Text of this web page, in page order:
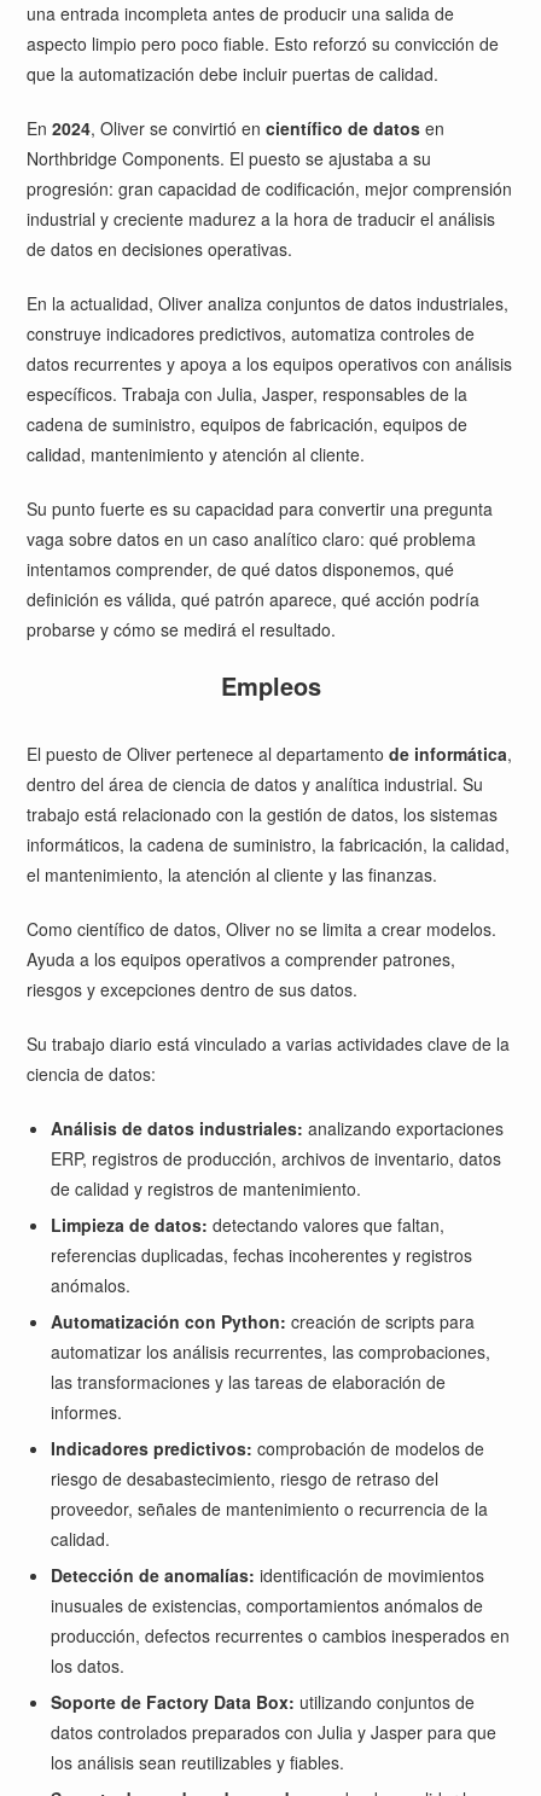
una entrada incompleta antes de producir una salida de
aspecto limpio pero poco fiable. Esto reforzó su convicción de
que la automatización debe incluir puertas de calidad.
En2024, Oliver se convirtió encientífico de datos en
Northbridge Components. El puesto se ajustaba a su
progresión: gran capacidad de codificación, mejor comprensión
industrial y creciente madurez a la hora de traducir el análisis
de datos en decisiones operativas.
En la actualidad, Oliver analiza conjuntos de datos industriales,
construye indicadores predictivos, automatiza controles de
datos recurrentes y apoya a los equipos operativos con análisis
específicos. Trabaja con Julia, Jasper, responsables de la
cadena de suministro, equipos de fabricación, equipos de
calidad, mantenimiento y atención al cliente.
Su punto fuerte es su capacidad para convertir una pregunta
vaga sobre datos en un caso analítico claro: qué problema
intentamos comprender, de qué datos disponemos, qué
definición es válida, qué patrón aparece, qué acción podría
probarse y cómo se medirá el resultado.
Empleos
El puesto de Oliver pertenece al departamentode informática,
dentro del área de ciencia de datos y analítica industrial. Su
trabajo está relacionado con la gestión de datos, los sistemas
informáticos, la cadena de suministro, la fabricación, la calidad,
el mantenimiento, la atención al cliente y las finanzas.
Como científico de datos, Oliver no se limita a crear modelos.
Ayuda a los equipos operativos a comprender patrones,
riesgos y excepciones dentro de sus datos.
Su trabajo diario está vinculado a varias actividades clave de la
ciencia de datos:
Análisis de datos industriales: analizando exportaciones
ERP, registros de producción, archivos de inventario, datos
de calidad y registros de mantenimiento.
Limpieza de datos: detectando valores que faltan,
referencias duplicadas, fechas incoherentes y registros
anómalos.
Automatización con Python: creación de scripts para
automatizar los análisis recurrentes, las comprobaciones,
las transformaciones y las tareas de elaboración de
informes.
Indicadores predictivos: comprobación de modelos de
riesgo de desabastecimiento, riesgo de retraso del
proveedor, señales de mantenimiento o recurrencia de la
calidad.
Detección de anomalías: identificación de movimientos
inusuales de existencias, comportamientos anómalos de
producción, defectos recurrentes o cambios inesperados en
los datos.
Soporte de Factory Data Box: utilizando conjuntos de
datos controlados preparados con Julia y Jasper para que
los análisis sean reutilizables y fiables.